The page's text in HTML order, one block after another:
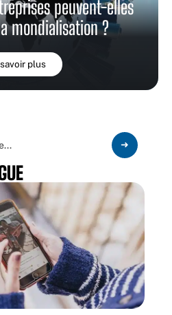
peuvent-elles
mondialisation ?
plus